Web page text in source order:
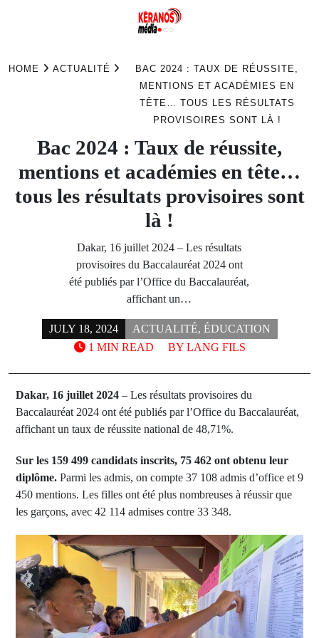
HOME ACTUALITÉ
BAC 2024 : TAUX DE RÉUSSITE,
MENTIONS ET ACADÉMIES EN
TÊTE… TOUS LES RÉSULTATS
PROVISOIRES SONT LÀ !
Bac 2024 : Taux de réussite,
mentions et académies en tête…
tous les résultats provisoires sont
là !
Dakar, 16 juillet 2024 – Les résultats
provisoires du Baccalauréat 2024 ont
été publiés par l’Office du Baccalauréat,
affichant un…
JULY 18, 2024 ACTUALITÉ, ÉDUCATION
BY LANG FILS
1 MIN READ
Dakar, 16 juillet 2024 – Les résultats provisoires du
Baccalauréat 2024 ont été publiés par l’Office du Baccalauréat,
affichant un taux de réussite national de 48,71%.
Sur les 159 499 candidats inscrits, 75 462 ont obtenu leur
diplôme. Parmi les admis, on compte 37 108 admis d’office et 9
450 mentions. Les filles ont été plus nombreuses à réussir que
les garçons, avec 42 114 admises contre 33 348.